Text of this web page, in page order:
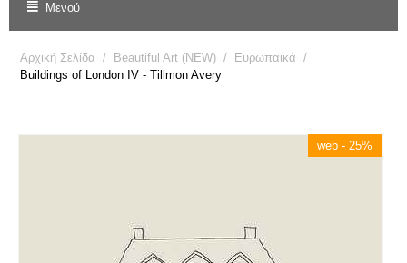
Μενού
Αρχική Σελίδα / Beautiful Art (NEW) / Ευρωπαϊκά /
Buildings of London IV - Tillmon Avery
web - 25%